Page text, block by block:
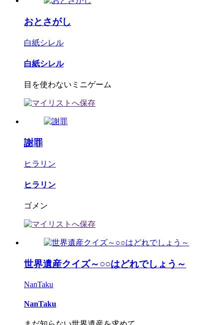
おとさがし
白紙シレル
白紙シレル
目を使わないミニゲーム
謝罪
ヒラリン
ヒラリン
ゴメン
世界遺産クイズ～○○はどれでしょう～
NanTaku
NanTaku